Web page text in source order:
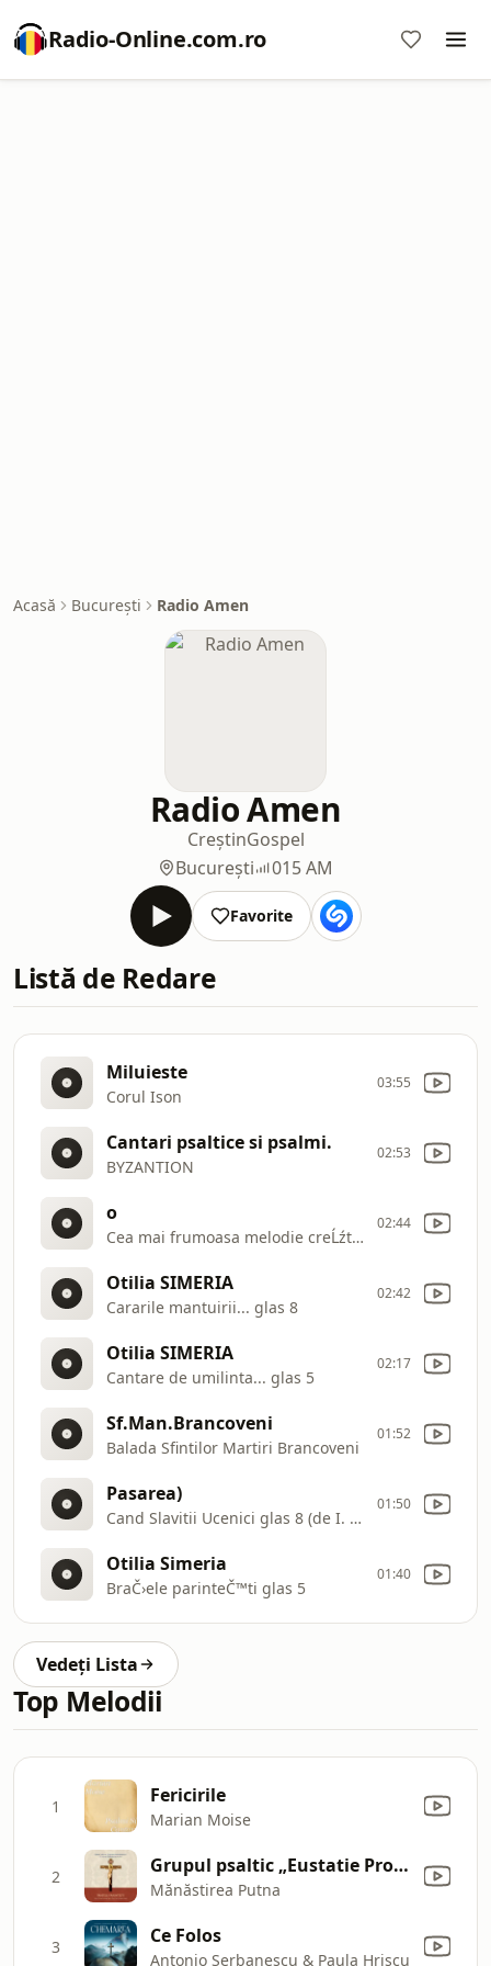
Radio-Online.com.ro
Acasă București Radio Amen
Radio Amen
CreștinGospel
București
015 AM
Favorite
Listă de Redare
Miluieste
Corul Ison
03:55
Cantari psaltice si psalmi.
BYZANTION
02:53
o
Cea mai frumoasa melodie creĹźtina AscultaĹŁi
02:44
Otilia SIMERIA
Cararile mantuirii... glas 8
02:42
Otilia SIMERIA
Cantare de umilinta... glas 5
02:17
Sf.Man.Brancoveni
Balada Sfintilor Martiri Brancoveni
01:52
Pasarea)
Cand Slavitii Ucenici glas 8 (de I. Popescu
01:50
Otilia Simeria
BraČ›ele parinteČ™ti glas 5
01:40
Vedeți Lista
Top Melodii
1 Fericirile
Marian Moise
2 Grupul psaltic „Eustatie Protopsaltul” - Cântarea Sfintei Cruci, glas 3
Mănăstirea Putna
3 Ce Folos
Antonio Serbanescu & Paula Hriscu